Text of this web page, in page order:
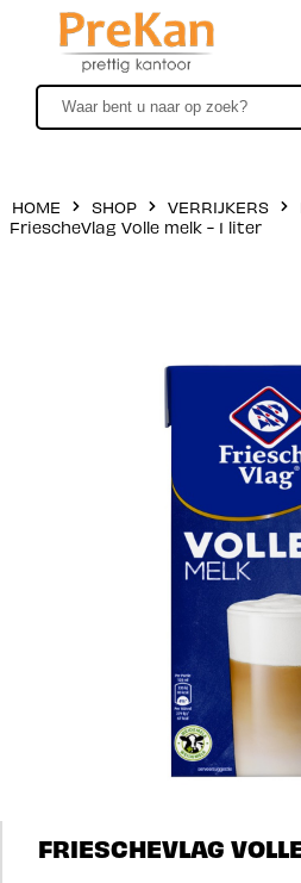
HOME SHOP VERRIJKERS
FriescheVlag Volle melk - 1 liter
FRIESCHEVLAG